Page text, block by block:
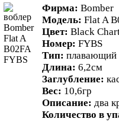
Фирма: Bomber
Модель: Flat A
Цвет: Black
Номер: FYBS
Тип: плавающий
Длина: 6,2см
Заглубление:
Вес: 10,6гр
Описание: два
Количество в